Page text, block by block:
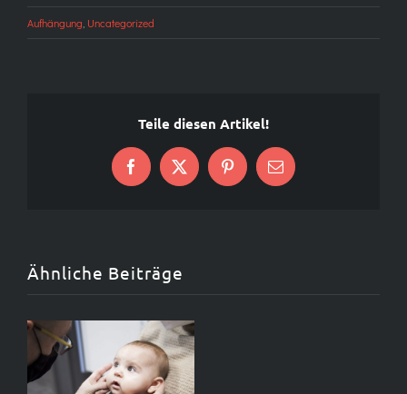
Aufhängung Uncategorized
Teile diesen Artikel!
Auf
Facebook
X Pinterest
E-
Mail
Ähnliche Beiträge